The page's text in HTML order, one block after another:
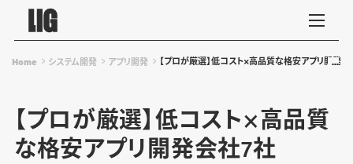
Home システム開発 アプリ開発 【プロが厳選】低コスト×高品質な格安アプリ開発
【プロが厳選】低コスト×高品質
な格安アプリ開発会社7社